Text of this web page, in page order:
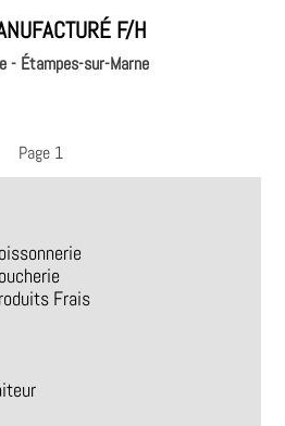
F/H
- Étampes-sur-Marne
Page 1
Frais